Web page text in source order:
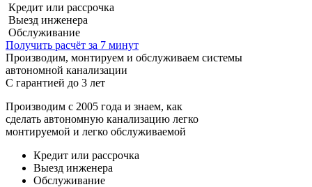
Кредит или рассрочка
Выезд инженера
Обслуживание
Получить расчёт за 7 минут
Производим, монтируем и обслуживаем системы
автономной канализации
С гарантией до 3 лет
Производим с 2005 года и знаем, как
сделать автономную канализацию легко
монтируемой и легко обслуживаемой
Кредит или рассрочка
Выезд инженера
Обслуживание